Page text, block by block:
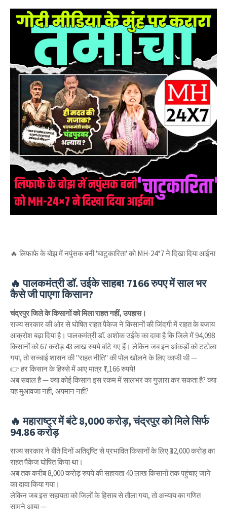
🔥 लिफाफे के बोझ में नपुंसक बनी 'चाटुकारिता' को MH-24*7 ने दिखा दिया आईना
🔥 पालकमंत्री डॉ. उईके साहब! 7166 रुपए में साल भर
कैसे जी पाएगा किसान?
चंद्रपुर जिले के किसानों को मिला राहत नहीं, उपहास।
राज्य सरकार की ओर से घोषित राहत पैकेज ने किसानों की जिंदगी में राहत के बजाय
आक्रोश बढ़ा दिया है। पालकमंत्री डॉ. अशोक उईके का दावा है कि जिले में 94,098
किसानों को 67 करोड़ 43 लाख रुपये बांटे गए हैं। लेकिन जब इन आंकड़ों को टटोला
गया, तो सच्चाई शासन की "राहत नीति" की पोल खोलने के लिए काफी थी —
👉 हर किसान के हिस्से में आए मात्र ₹7,166 रुपये!
अब सवाल है — क्या कोई किसान इस रकम में सालभर का गुज़ारा कर सकता है? क्या
यह मुआवजा नहीं, अपमान नहीं?
🔥 महाराष्ट्र में बंटे 8,000 करोड़, चंद्रपुर को मिले सिर्फ
94.86 करोड़
राज्य सरकार ने बीते दिनों अतिवृष्टि से प्रभावित किसानों के लिए ₹32,000 करोड़ का
राहत पैकेज घोषित किया था।
अब तक करीब 8,000 करोड़ रुपये की सहायता 40 लाख किसानों तक पहुंचाए जाने
का दावा किया गया।
लेकिन जब इस सहायता को जिलों के हिसाब से तौला गया, तो अन्याय का गणित
सामने आया —